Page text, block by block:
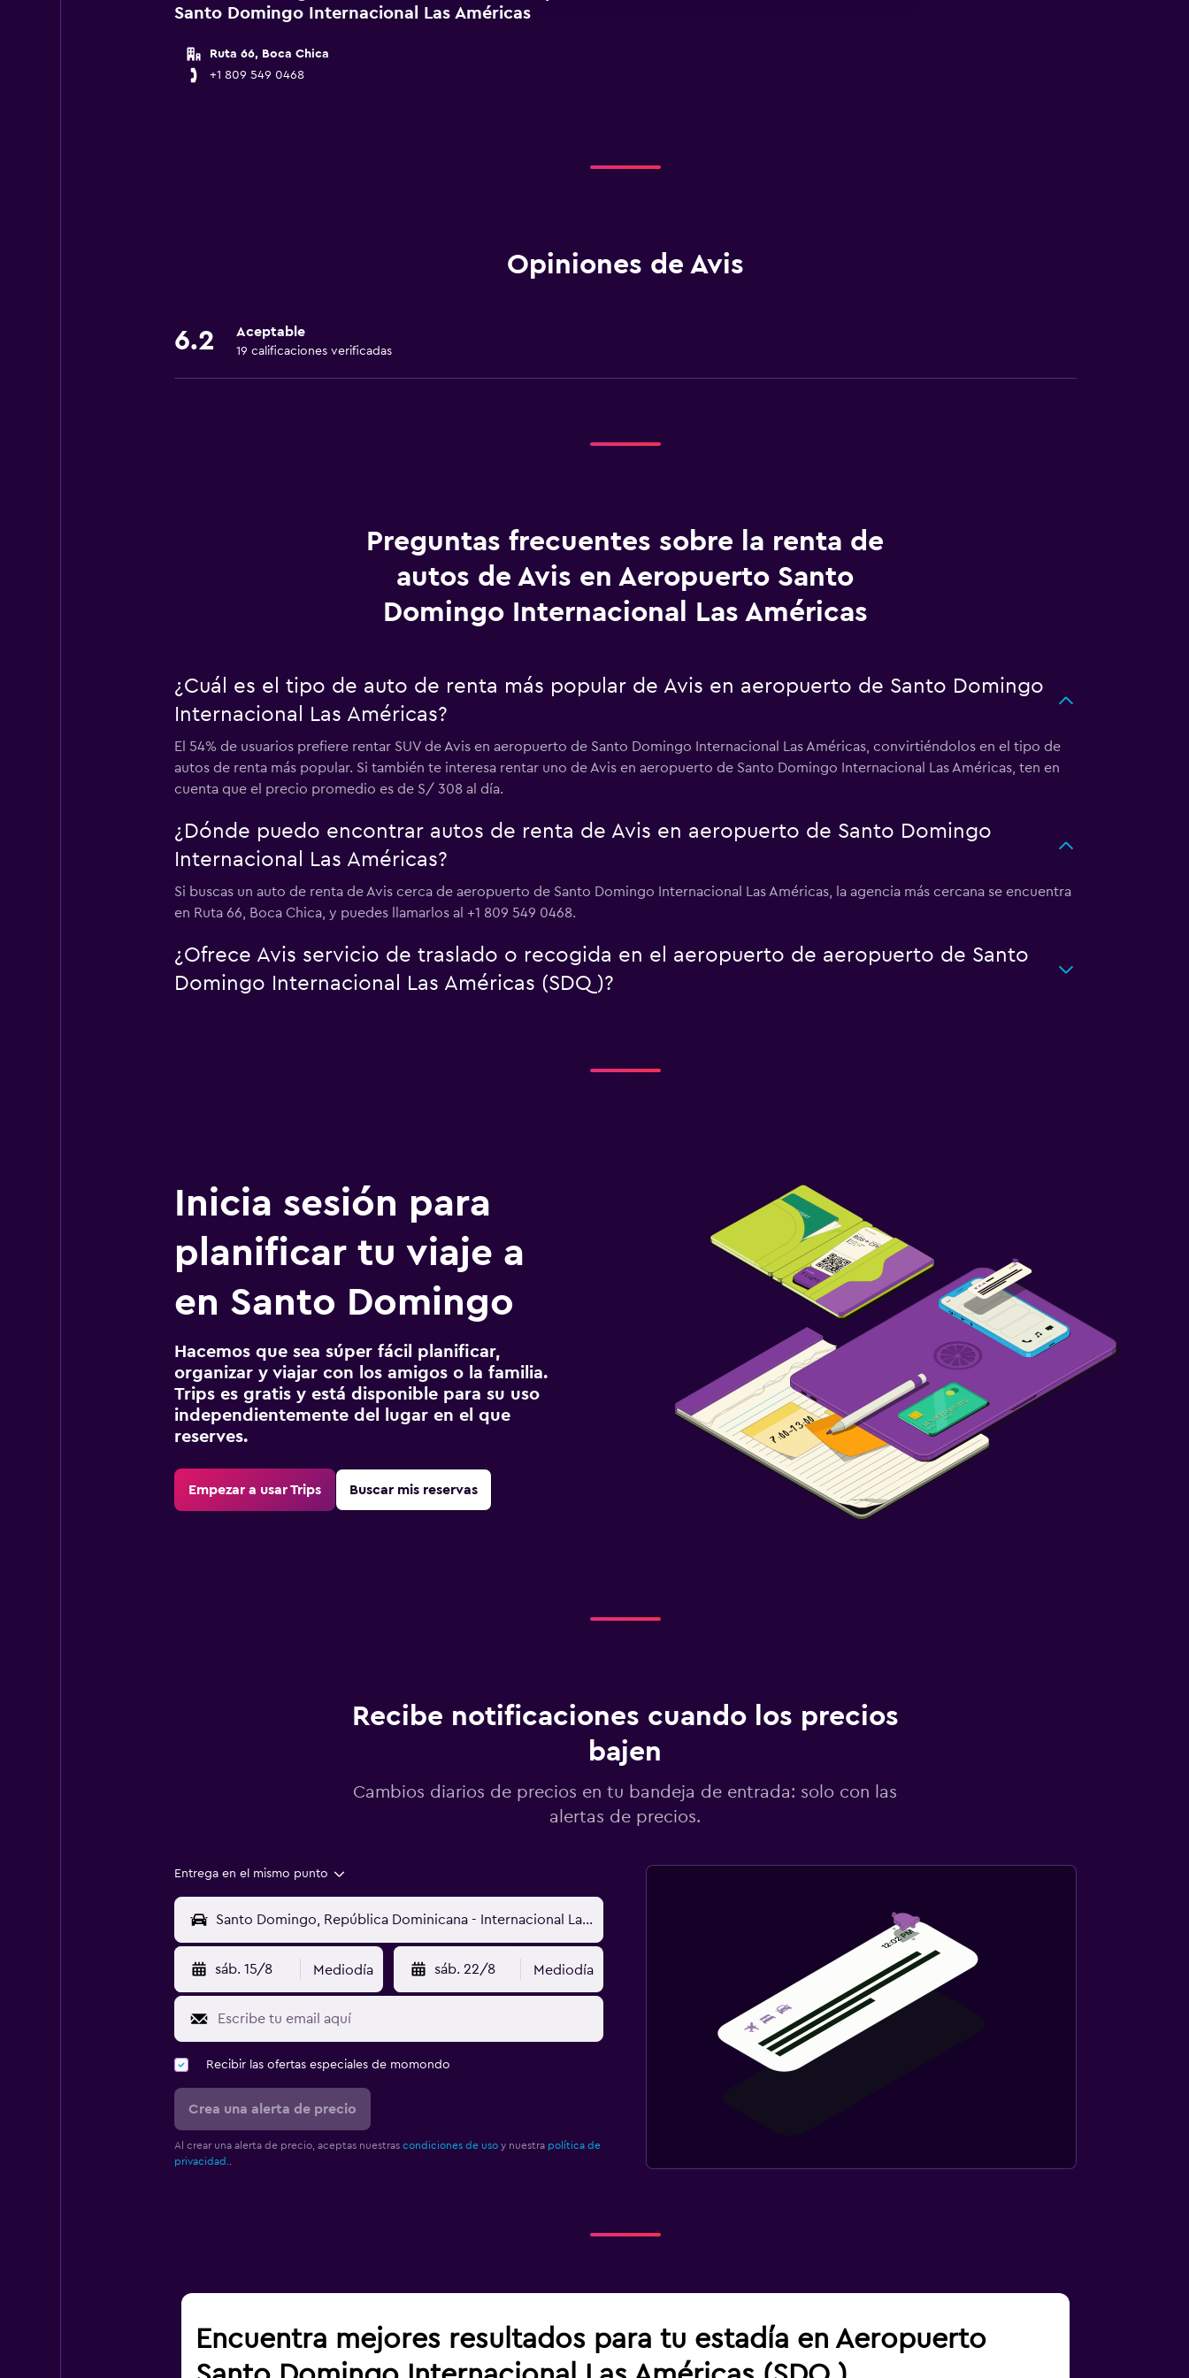
Santo Domingo Internacional Las Américas
Ruta 66, Boca Chica
+1 809 549 0468
Opiniones de Avis
6.2 Aceptable
19 calificaciones verificadas
Preguntas frecuentes sobre la renta de
autos de Avis en Aeropuerto Santo
Domingo Internacional Las Américas
¿Cuál es el tipo de auto de renta más popular de Avis en aeropuerto de Santo Domingo
Internacional Las Américas?
El 54% de usuarios prefiere rentar SUV de Avis en aeropuerto de Santo Domingo Internacional Las Américas, convirtiéndolos en el tipo de
autos de renta más popular. Si también te interesa rentar uno de Avis en aeropuerto de Santo Domingo Internacional Las Américas, ten en
cuenta que el precio promedio es de S/ 308 al día.
¿Dónde puedo encontrar autos de renta de Avis en aeropuerto de Santo Domingo
Internacional Las Américas?
Si buscas un auto de renta de Avis cerca de aeropuerto de Santo Domingo Internacional Las Américas, la agencia más cercana se encuentra
en Ruta 66, Boca Chica, y puedes llamarlos al +1 809 549 0468.
¿Ofrece Avis servicio de traslado o recogida en el aeropuerto de aeropuerto de Santo
Domingo Internacional Las Américas (SDQ)?
Inicia sesión para
planificar tu viaje a
en Santo Domingo
Hacemos que sea súper fácil planificar,
organizar y viajar con los amigos o la familia.
Trips es gratis y está disponible para su uso
independientemente del lugar en el que
reserves.
Empezar a usar Trips Buscar mis reservas
Recibe notificaciones cuando los precios
bajen
Cambios diarios de precios en tu bandeja de entrada: solo con las
alertas de precios.
Entrega en el mismo punto
sáb. 15/8 Mediodía sáb. 22/8 Mediodía
Recibir las ofertas especiales de momondo
Crea una alerta de precio
Al crear una alerta de precio, aceptas nuestras condiciones de usoy nuestra política de
privacidad.
Encuentra mejores resultados para tu estadía en Aeropuerto